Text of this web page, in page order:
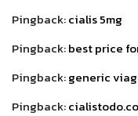
Pingback:cialis 5mg
Pingback:best price
Pingback:generic
Pingback: